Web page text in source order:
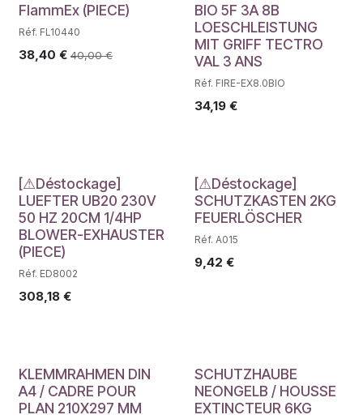
FlammEx (PIECE)
Réf. FL10440
38,40 € 40,00€
BIO 5F 3A 8B
LOESCHLEISTUNG
MIT GRIFF TECTRO
VAL 3 ANS
Réf. FIRE-EX8.0BIO
34,19€
Déstockage
[⚠Déstockage]
LUEFTER UB20 230V
50 HZ 20CM 1/4HP
BLOWER-EXHAUSTER
(PIECE)
Réf. ED8002
308,18 €
Déstockage
[⚠Déstockage]
SCHUTZKASTEN 2KG
FEUERLÖSCHER
Réf. A015
9,42 €
KLEMMRAHMEN DIN
A4 / CADRE POUR
PLAN 210X297 MM
SCHUTZHAUBE
NEONGELB / HOUSSE
EXTINCTEUR 6KG